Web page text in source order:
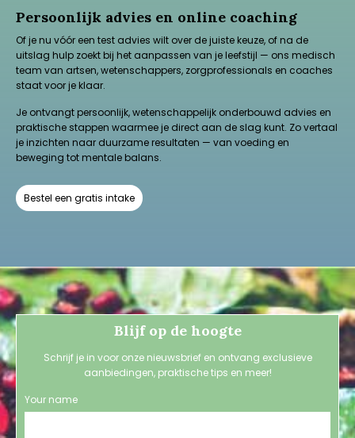
Persoonlijk advies en online coaching
Of je nu vóór een test advies wilt over de juiste keuze, of na de
uitslag hulp zoekt bij het aanpassen van je leefstijl — ons medisch
team van artsen, wetenschappers, zorgprofessionals en coaches
staat voor je klaar.
Je ontvangt persoonlijk, wetenschappelijk onderbouwd advies en
praktische stappen waarmee je direct aan de slag kunt. Zo vertaal
je inzichten naar duurzame resultaten — van voeding en
beweging tot mentale balans.
Bestel een gratis intake
Blijf op de hoogte
Schrijf je in voor onze nieuwsbrief en ontvang exclusieve
aanbiedingen, praktische tips en meer!
Your name